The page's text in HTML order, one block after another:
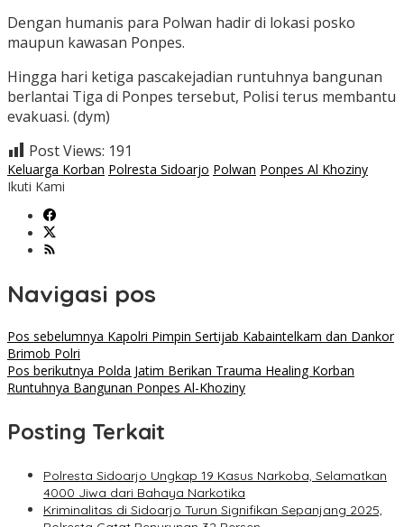
Dengan humanis para Polwan hadir di lokasi posko
maupun kawasan Ponpes.
Hingga hari ketiga pascakejadian runtuhnya bangunan
berlantai Tiga di Ponpes tersebut, Polisi terus membantu
evakuasi. (dym)
Post Views: 191
Keluarga Korban Polresta Sidoarjo Polwan Ponpes Al Khoziny
Ikuti Kami
Navigasi pos
Pos sebelumnya Kapolri Pimpin Sertijab Kabaintelkam dan Dankor
Brimob Polri
Pos berikutnya Polda Jatim Berikan Trauma Healing Korban
Runtuhnya Bangunan Ponpes Al-Khoziny
Posting Terkait
Polresta Sidoarjo Ungkap 19 Kasus Narkoba, Selamatkan
4000 Jiwa dari Bahaya Narkotika
Kriminalitas di Sidoarjo Turun Signifikan Sepanjang 2025,